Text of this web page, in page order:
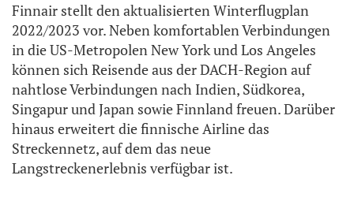
Finnair stellt den aktualisierten Winterflugplan
2022/2023 vor. Neben komfortablen Verbindungen
in die US-Metropolen New York und Los Angeles
können sich Reisende aus der DACH-Region auf
nahtlose Verbindungen nach Indien, Südkorea,
Singapur und Japan sowie Finnland freuen. Darüber
hinaus erweitert die finnische Airline das
Streckennetz, auf dem das neue
Langstreckenerlebnis verfügbar ist.